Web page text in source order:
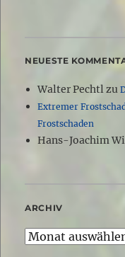
NEUESTE
Walter Pechtlzu
Extremer
Frostschaden
Hans-Joachim
ARCHIV
Archiv